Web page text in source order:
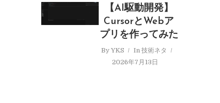
【AI駆動開発】
CursorとWebア
プリを作ってみた
ByYKS In技術ネタ
2026年7月13日